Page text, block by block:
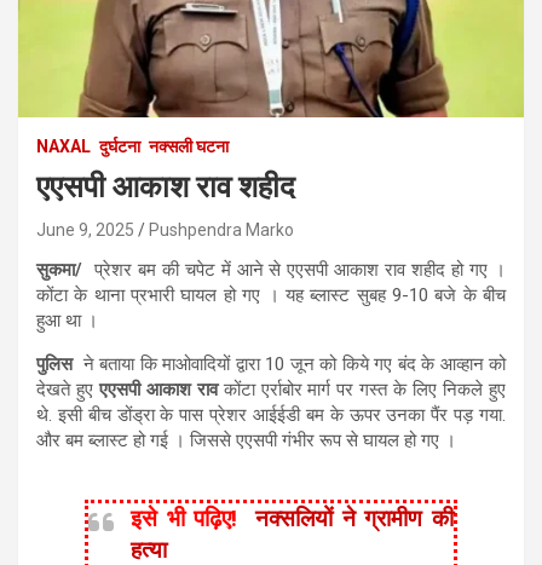
NAXAL दुर्घटना नक्सली घटना
एएसपी आकाश राव शहीद
June 9, 2025 Pushpendra Marko
सुकमा/ प्रेशर बम की चपेट में आने से एएसपी आकाश राव शहीद हो गए ।
कोंटा के थाना प्रभारी घायल हो गए । यह ब्लास्ट सुबह 9-10 बजे के बीच
हुआ था ।
पुलिस ने बताया कि माओवादियों द्वारा 10 जून को किये गए बंद के आव्हान को
देखते हुएएएसपी आकाश रावकोंटा एर्राबोर मार्ग पर गस्त के लिए निकले हुए
थे. इसी बीच डोंड्रा के पास प्रेशर आईईडी बम के ऊपर उनका पैंर पड़ गया.
और बम ब्लास्ट हो गई । जिससे एएसपी गंभीर रूप से घायल हो गए ।
इसे भी पढ़िए!
नक्सलियों ने ग्रामीण की
हत्या